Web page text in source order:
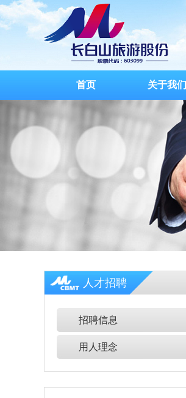
首页 关于我们
人才招聘
招聘信息
用人理念